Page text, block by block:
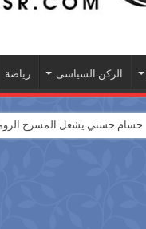
الركن السياسى رياضة
حسام حسني يشعل المسرح